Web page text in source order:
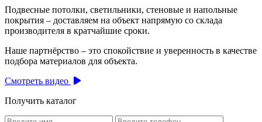
Подвесные потолки, светильники, стеновые и напольные
покрытия – доставляем на объект напрямую со склада
производителя в кратчайшие сроки.
Наше партнёрство – это спокойствие и уверенность в качестве
подбора материалов для объекта.
Смотреть видео
Получить каталог